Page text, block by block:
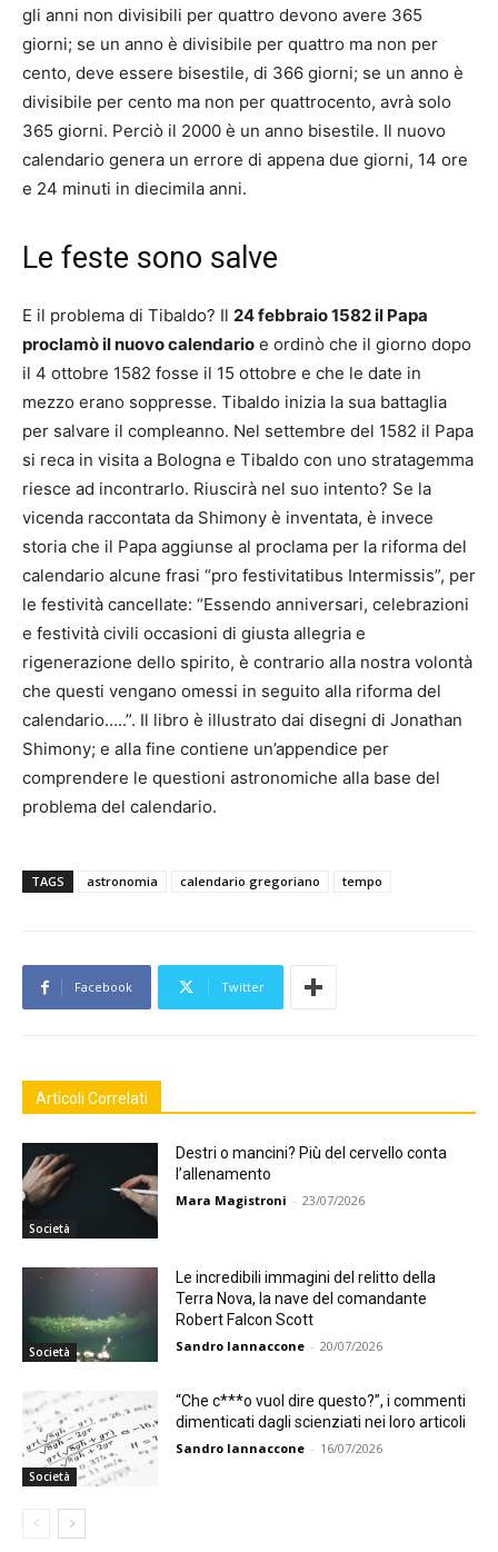
gli anni non divisibili per quattro devono avere 365
giorni; se un anno è divisibile per quattro ma non per
cento, deve essere bisestile, di 366 giorni; se un anno è
divisibile per cento ma non per quattrocento, avrà solo
365 giorni. Perciò il 2000 è un anno bisestile. Il nuovo
calendario genera un errore di appena due giorni, 14 ore
e 24 minuti in diecimila anni.
Le feste sono salve
E il problema di Tibaldo? Il 24 febbraio 1582 il Papa
proclamò il nuovo calendario e ordinò che il giorno dopo
il 4 ottobre 1582 fosse il 15 ottobre e che le date in
mezzo erano soppresse. Tibaldo inizia la sua battaglia
per salvare il compleanno. Nel settembre del 1582 il Papa
si reca in visita a Bologna e Tibaldo con uno stratagemma
riesce ad incontrarlo. Riuscirà nel suo intento? Se la
vicenda raccontata da Shimony è inventata, è invece
storia che il Papa aggiunse al proclama per la riforma del
calendario alcune frasi “pro festivitatibus Intermissis”, per
le festività cancellate: “Essendo anniversari, celebrazioni
e festività civili occasioni di giusta allegria e
rigenerazione dello spirito, è contrario alla nostra volontà
che questi vengano omessi in seguito alla riforma del
calendario…..”. Il libro è illustrato dai disegni di Jonathan
Shimony; e alla fine contiene un’appendice per
comprendere le questioni astronomiche alla base del
problema del calendario.
TAGS astronomia calendario gregoriano tempo
Facebook Twitter
Articoli Correlati
Società
Destri o mancini? Più del cervello conta
l’allenamento
Mara Magistroni - 23/07/2026
Società
Le incredibili immagini del relitto della
Terra Nova, la nave del comandante
Robert Falcon Scott
Sandro Iannaccone - 20/07/2026
Società
“Che c***o vuol dire questo?”, i commenti
dimenticati dagli scienziati nei loro articoli
Sandro Iannaccone - 16/07/2026